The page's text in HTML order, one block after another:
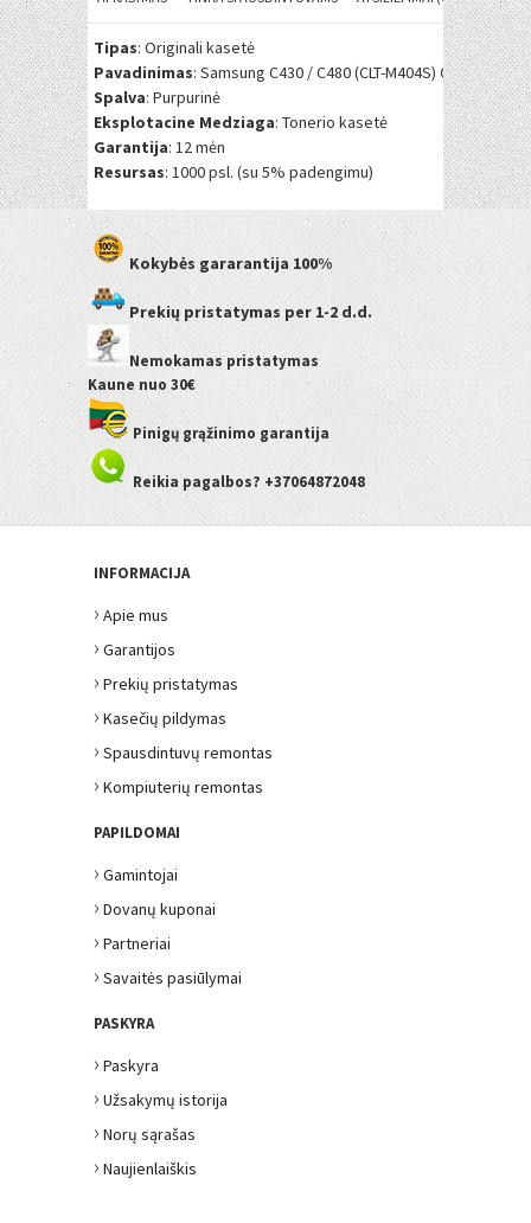
Tipas: Originali kasetė
Pavadinimas: Samsung C430 / C480 (CLT-M404S) OEM
Spalva: Purpurinė
Eksplotacine Medziaga: Tonerio kasetė
Garantija: 12 mėn
Resursas: 1000 psl. (su 5% padengimu)
Kokybės gararantija 100%
Prekių pristatymas per 1-2 d.d.
Nemokamas pristatymas
Kaune nuo 30€
Pinigų grąžinimo garantija
Reikia pagalbos? +37064872048
INFORMACIJA
› Apie mus
› Garantijos
› Prekių pristatymas
› Kasečių pildymas
› Spausdintuvų remontas
› Kompiuterių remontas
PAPILDOMAI
› Gamintojai
› Dovanų kuponai
› Partneriai
› Savaitės pasiūlymai
PASKYRA
› Paskyra
› Užsakymų istorija
› Norų sąrašas
› Naujienlaiškis